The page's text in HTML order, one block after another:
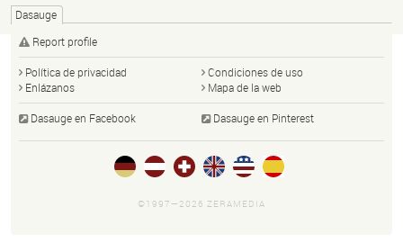
Dasauge
Report profile
Política de privacidad
Condiciones de uso
Enlázanos
Mapa de la web
Dasauge en Facebook Dasauge en Pinterest
©1997—2026 ZERAMEDIA